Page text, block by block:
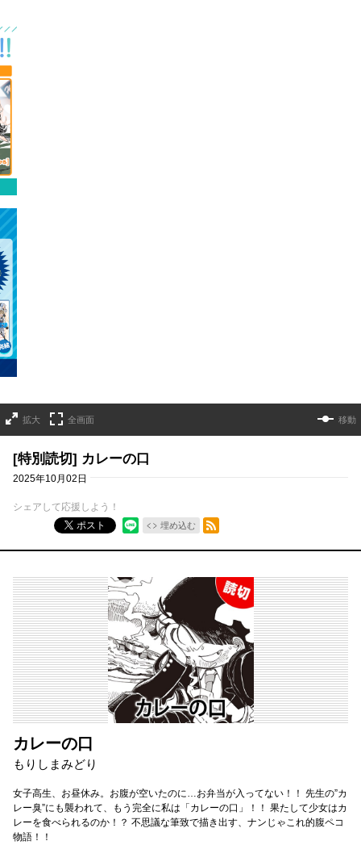
拡大 全画面 移動
[特別読切] カレーの口
2025年10月02日
シェアして応援しよう！
ポスト
埋め込む
RSSフィード
カレーの口
もりしまみどり
女子高生、お昼休み。お腹が空いたのに…お弁当が入ってない！！ 先生の”カ
レー臭”にも襲われて、もう完全に私は「カレーの口」！！ 果たして少女はカ
レーを食べられるのか！？ 不思議な筆致で描き出す、ナンじゃこれ的腹ペコ
物語！！